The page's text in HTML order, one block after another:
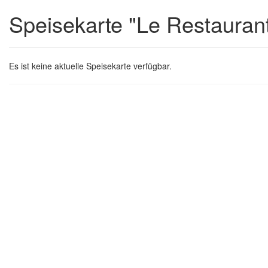
Speisekarte "Le
Es ist keine aktuelle Speisekarte verfügbar.